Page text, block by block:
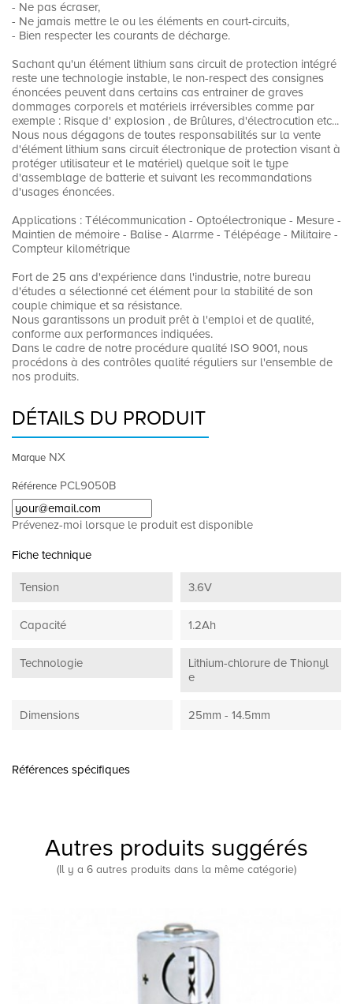
- Ne pas écraser,
- Ne jamais mettre le ou les éléments en court-circuits,
- Bien respecter les courants de décharge.
Sachant qu'un élément lithium sans circuit de protection intégré
reste une technologie instable, le non-respect des consignes
énoncées peuvent dans certains cas entrainer de graves
dommages corporels et matériels irréversibles comme par
exemple : Risque d' explosion , de Brûlures, d'électrocution etc...
Nous nous dégagons de toutes responsabilités sur la vente
d'élément lithium sans circuit électronique de protection visant à
protéger utilisateur et le matériel) quelque soit le type
d'assemblage de batterie et suivant les recommandations
d'usages énoncées.
Applications : Télécommunication - Optoélectronique - Mesure -
Maintien de mémoire - Balise - Alarrme - Télépéage - Militaire -
Compteur kilométrique
Fort de 25 ans d'expérience dans l'industrie, notre bureau
d'études a sélectionné cet élément pour la stabilité de son
couple chimique et sa résistance.
Nous garantissons un produit prêt à l'emploi et de qualité,
conforme aux performances indiquées.
Dans le cadre de notre procédure qualité ISO 9001, nous
procédons à des contrôles qualité réguliers sur l'ensemble de
nos produits.
DÉTAILS DU PRODUIT
Marque NX
Référence PCL9050B
Prévenez-moi lorsque le produit est disponible
Fiche technique
Tension 3.6V
Capacité 1.2Ah
Technologie
Lithium-chlorure de Thionyl
e
Dimensions 25mm - 14.5mm
Références spécifiques
Autres produits suggérés
(Il y a 6 autres produits dans la même catégorie)